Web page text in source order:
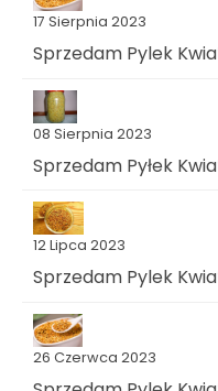
17 Sierpnia 2023
Sprzedam Pylek
08 Sierpnia 2023
Sprzedam Pyłek
12 Lipca 2023
Sprzedam Pylek
26 Czerwca 2023